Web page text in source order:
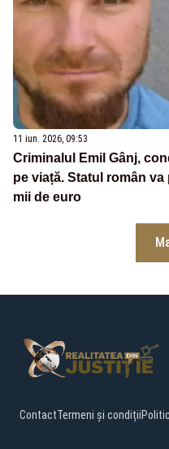
11 iun. 2026, 09:53
Criminalul Emil Gânj,
pe viață. Statul român
mii de euro
ContactTermeni și condiții